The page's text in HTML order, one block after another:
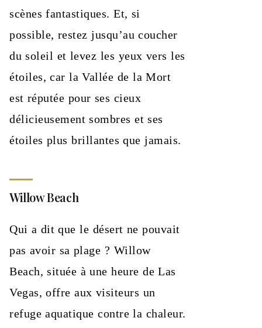
scènes fantastiques. Et, si
possible, restez jusqu’au coucher
du soleil et levez les yeux vers les
étoiles, car la Vallée de la Mort
est réputée pour ses cieux
délicieusement sombres et ses
étoiles plus brillantes que jamais.
Willow Beach
Qui a dit que le désert ne pouvait
pas avoir sa plage ? Willow
Beach, située à une heure de Las
Vegas, offre aux visiteurs un
refuge aquatique contre la chaleur.